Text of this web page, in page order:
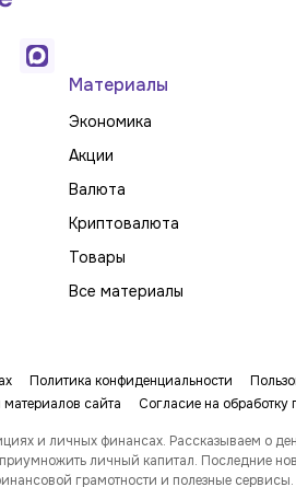
Материалы
Экономика
Акции
Валюта
Криптовалюта
Товары
Все материалы
Политика конфиденциальности
сайта
Согласие на
и личных финансах. Рассказываем о
приумножить личный капитал. Последние
грамотности и полезные сервисы.